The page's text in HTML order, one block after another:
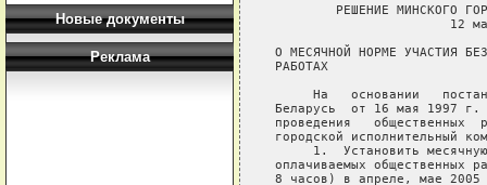
Новые документы
Реклама
РЕШЕНИЕ МИНСКОГО
12
О МЕСЯЧНОЙ НОРМЕ УЧАСТИЯ
РАБОТАХ
На   основании
Беларусь  от 16 мая 1997 г.
проведения   общественных
городской исполнительный
1.  Установить
оплачиваемых общественных
8 часов) в апреле, мае